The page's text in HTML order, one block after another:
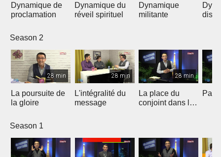
Dynamique de
proclamation
Dynamique du
réveil spirituel
Dynamique
militante
Season 2
28 min
La poursuite de
la gloire
28 min
L'intégralité du
message
28 min
La place du
conjoint dans le
Season 1